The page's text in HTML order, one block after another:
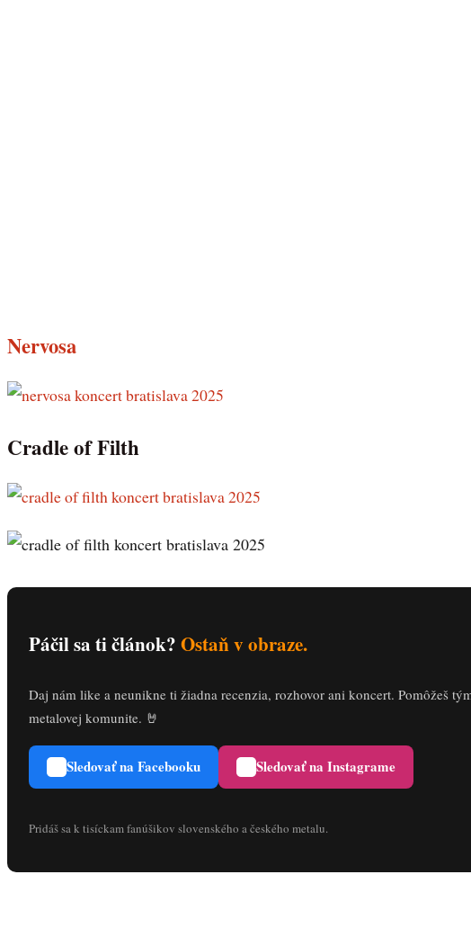
Nervosa
Cradle of Filth
Páčil sa ti článok? Ostaň v obraze.
Daj nám like a neunikne ti žiadna recenzia, rozhovor ani koncert. Pomôžeš
metalovej komunite. 🤘
Sledovať na Facebooku Sledovať na Instagrame
Pridáš sa k tisíckam fanúšikov slovenského a českého metalu.